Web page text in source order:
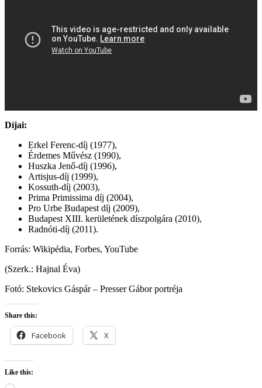
Díjai:
Erkel Ferenc-díj (1977),
Érdemes Művész (1990),
Huszka Jenő-díj (1996),
Artisjus-díj (1999),
Kossuth-díj (2003),
Prima Primissima díj (2004),
Pro Urbe Budapest díj (2009),
Budapest XIII. kerületének díszpolgára (2010),
Radnóti-díj (2011).
Forrás: Wikipédia, Forbes, YouTube
(Szerk.: Hajnal Éva)
Fotó: Stekovics Gáspár – Presser Gábor portréja
Share this:
Facebook X
Like this: